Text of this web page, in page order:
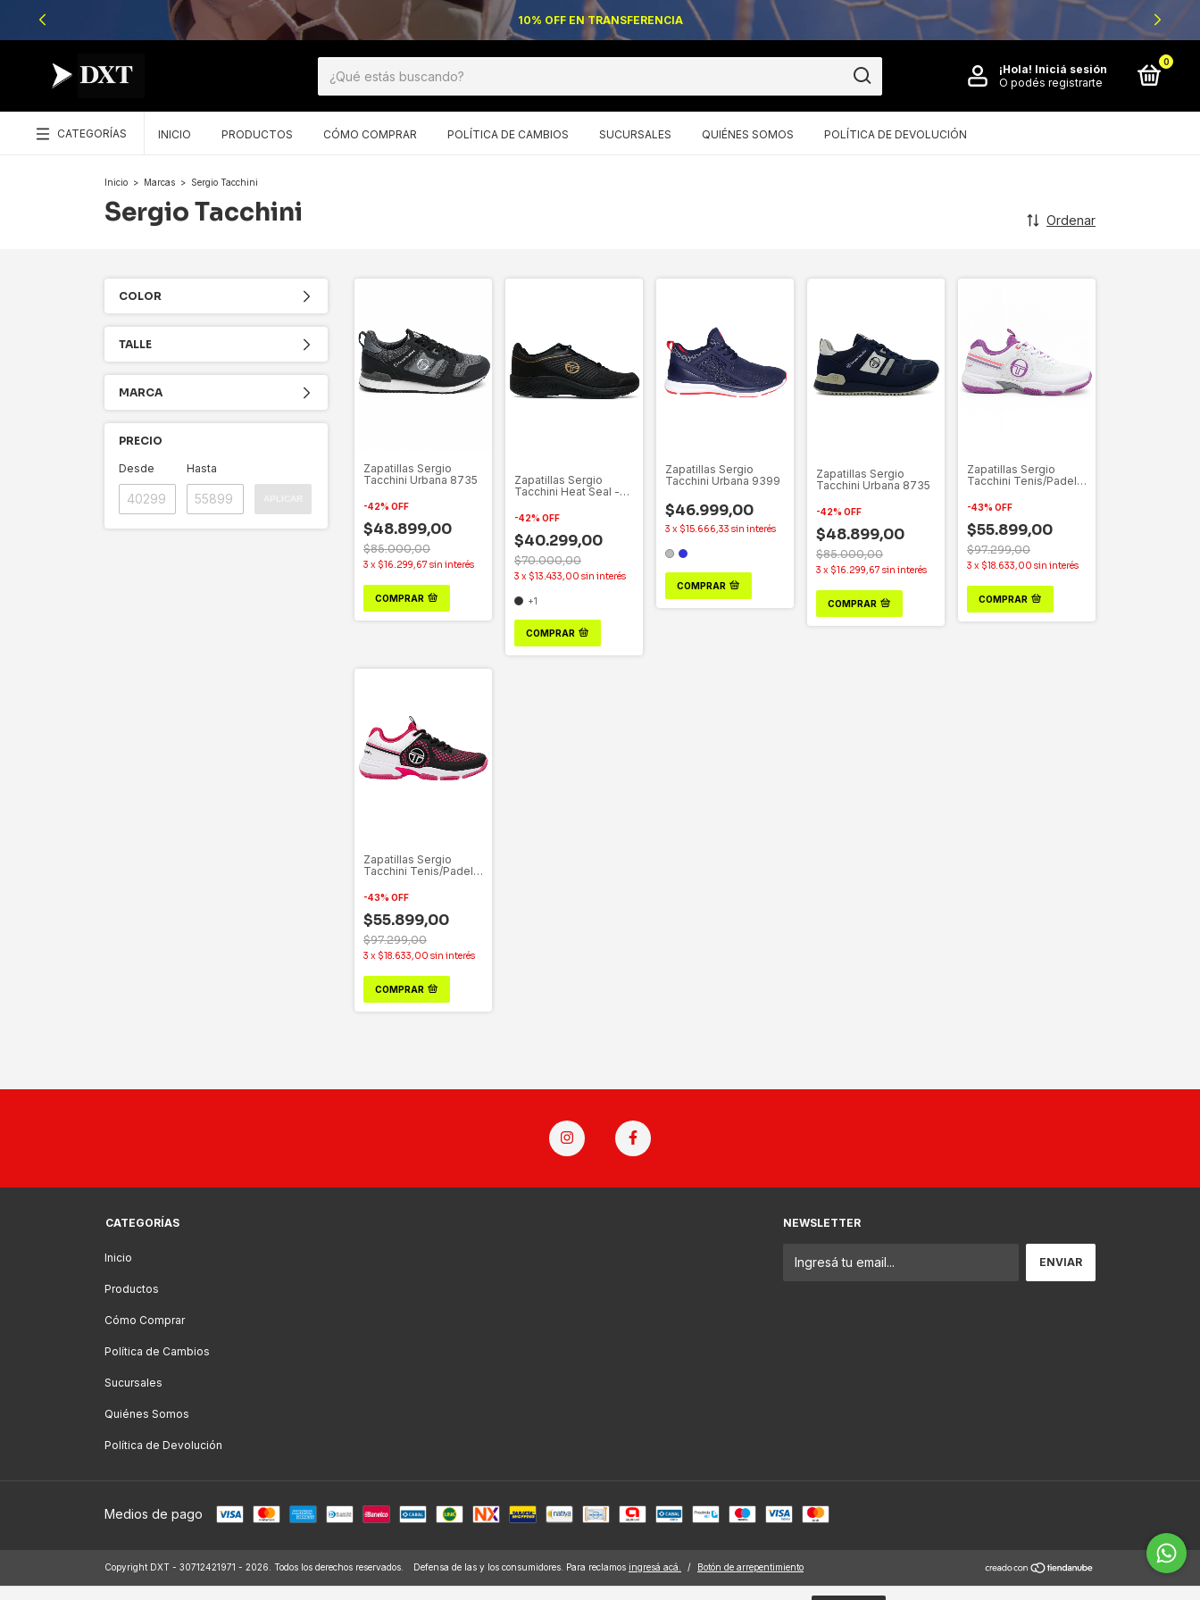
10% OFF EN TRANSFERENCIA
¡Hola! Iniciá sesión
O podés registrarte
0
CATEGORÍAS INICIO PRODUCTOS CÓMO COMPRAR POLÍTICA DE CAMBIOS SUCURSALES QUIÉNES SOMOS POLÍTICA DE DEVOLUCIÓN
Inicio > Marcas > Sergio Tacchini
Sergio Tacchini Ordenar
COLOR
TALLE
MARCA
PRECIO
Desde Hasta
Zapatillas Sergio
Tacchini Urbana 8735
-42% OFF
$48.899,00
$85.000,00
3 x $16.299,67 sin interés
COMPRAR
Zapatillas Sergio
Tacchini Heat Seal -
8902
-42% OFF
$40.299,00
$70.000,00
3 x $13.433,00 sin interés
+1
COMPRAR
Zapatillas Sergio
Tacchini Urbana 9399
$46.999,00
3 x $15.666,33 sin interés
COMPRAR
Zapatillas Sergio
Tacchini Urbana 8735
-42% OFF
$48.899,00
$85.000,00
3 x $16.299,67 sin interés
COMPRAR
Zapatillas Sergio
Tacchini Tenis/Padel
-43% OFF
$55.899,00
$97.299,00
3 x $18.633,00 sin interés
COMPRAR
Zapatillas Sergio
Tacchini Tenis/Padel
-43% OFF
$55.899,00
$97.299,00
3 x $18.633,00 sin interés
COMPRAR
CATEGORÍAS
Inicio
Productos
Cómo Comprar
Política de Cambios
Sucursales
Quiénes Somos
Política de Devolución
NEWSLETTER
Medios de pago
Copyright DXT - 30712421971 - 2026. Todos los derechos reservados. Defensa de las y los consumidores. Para reclamos ingresá acá. / Botón de arrepentimiento